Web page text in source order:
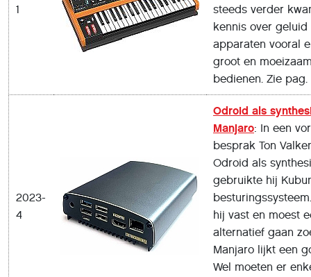
1
steeds verder
kennis over
apparaten vooral
groot en
bedienen. Zie pag.
2023-
4
Odroid als
Manjaro: In een
besprak Ton
Odroid als
gebruikte hij
hij vast en moest
alternatief gaan
Manjaro lijkt een
Wel moeten er